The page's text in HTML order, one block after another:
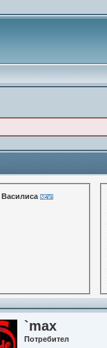
Василиса
`max
Потребител